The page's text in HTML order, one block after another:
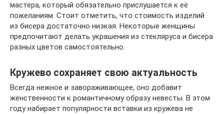
мастера, который обязательно прислушается к её
пожеланиям. Стоит отметить, что стоимость изделий
из бисера достаточно низкая. Некоторые женщины
предпочитают делать украшения из стекляруса и бисера
разных цветов самостоятельно.
Кружево сохраняет свою актуальность
Всегда нежное и завораживающее, оно добавит
женственности к романтичному образу невесты. В этом
году набирает популярности вставки из кружева не